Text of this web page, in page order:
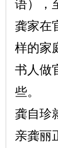
语），
龚家在
样的家
书人做
些。
龚自珍
亲龚丽